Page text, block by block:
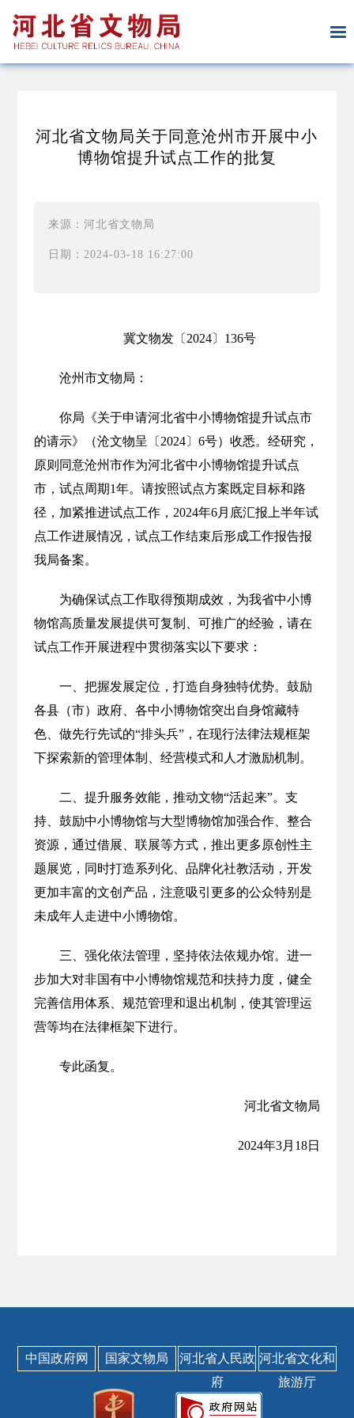
河北省文物局关于同意沧州市开展中小
博物馆提升试点工作的批复
来源：河北省文物局
日期：2024-03-18 16:27:00
冀文物发〔2024〕136号
沧州市文物局：
你局《关于申请河北省中小博物馆提升试点市
的请示》（沧文物呈〔2024〕6号）收悉。经研究，
原则同意沧州市作为河北省中小博物馆提升试点
市，试点周期1年。请按照试点方案既定目标和路
径，加紧推进试点工作，2024年6月底汇报上半年试
点工作进展情况，试点工作结束后形成工作报告报
我局备案。
为确保试点工作取得预期成效，为我省中小博
物馆高质量发展提供可复制、可推广的经验，请在
试点工作开展进程中贯彻落实以下要求：
一、把握发展定位，打造自身独特优势。鼓励
各县（市）政府、各中小博物馆突出自身馆藏特
色、做先行先试的“排头兵”，在现行法律法规框架
下探索新的管理体制、经营模式和人才激励机制。
二、提升服务效能，推动文物“活起来”。支
持、鼓励中小博物馆与大型博物馆加强合作、整合
资源，通过借展、联展等方式，推出更多原创性主
题展览，同时打造系列化、品牌化社教活动，开发
更加丰富的文创产品，注意吸引更多的公众特别是
未成年人走进中小博物馆。
三、强化依法管理，坚持依法依规办馆。进一
步加大对非国有中小博物馆规范和扶持力度，健全
完善信用体系、规范管理和退出机制，使其管理运
营等均在法律框架下进行。
专此函复。
河北省文物局
2024年3月18日
中国政府网 国家文物局
河北省人民政
府
河北省文化和
旅游厅